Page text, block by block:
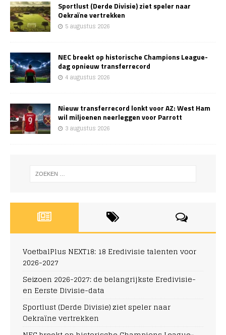
Sportlust (Derde Divisie) ziet speler naar
Oekraïne vertrekken
5 augustus 2026
NEC breekt op historische Champions League-
dag opnieuw transferrecord
4 augustus 2026
Nieuw transferrecord lonkt voor AZ: West Ham
wil miljoenen neerleggen voor Parrott
3 augustus 2026
VoetbalPlus NEXT18: 18 Eredivisie talenten voor
2026-2027
Seizoen 2026-2027: de belangrijkste Eredivisie-
en Eerste Divisie-data
Sportlust (Derde Divisie) ziet speler naar
Oekraïne vertrekken